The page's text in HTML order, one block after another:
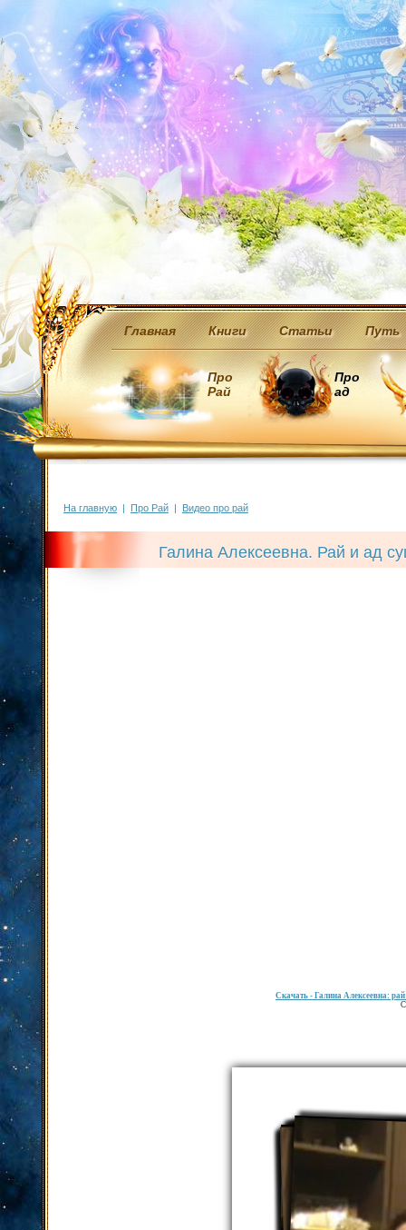
Главная Книги Статьи Путь
Про
Рай
Про
ад
На главную | Про Рай | Видео про рай
Галина Алексеевна. Рай и ад
Скачать- Галина Алексеевна: рай